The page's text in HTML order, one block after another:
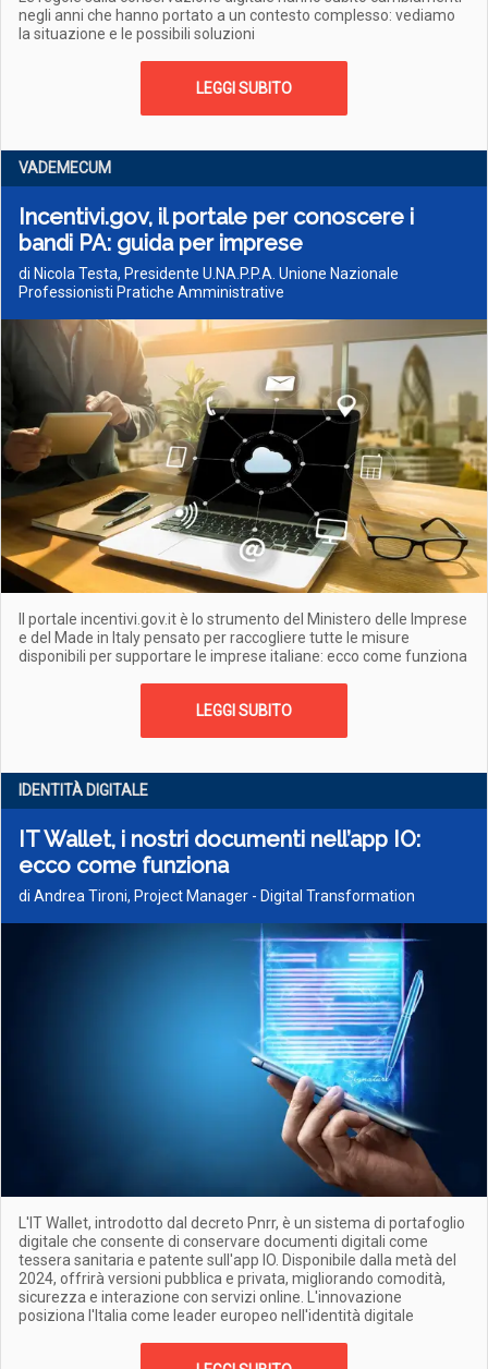
negli anni che hanno portato a un contesto complesso: vediamo
la situazione e le possibili soluzioni
LEGGI SUBITO
VADEMECUM
Incentivi.gov, il portale per conoscere i
bandi PA: guida per imprese
di Nicola Testa, Presidente U.NA.P.P.A. Unione Nazionale
Professionisti Pratiche Amministrative
Il portale incentivi.gov.it è lo strumento del Ministero delle Imprese
e del Made in Italy pensato per raccogliere tutte le misure
disponibili per supportare le imprese italiane: ecco come funziona
LEGGI SUBITO
IDENTITÀ DIGITALE
IT Wallet, i nostri documenti nell’app IO:
ecco come funziona
di Andrea Tironi, Project Manager - Digital Transformation
L'IT Wallet, introdotto dal decreto Pnrr, è un sistema di portafoglio
digitale che consente di conservare documenti digitali come
tessera sanitaria e patente sull'app IO. Disponibile dalla metà del
2024, offrirà versioni pubblica e privata, migliorando comodità,
sicurezza e interazione con servizi online. L'innovazione
posiziona l'Italia come leader europeo nell'identità digitale